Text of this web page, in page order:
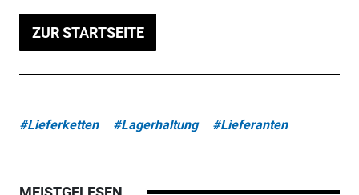
ZUR STARTSEITE
#Lieferketten #Lagerhaltung #Lieferanten